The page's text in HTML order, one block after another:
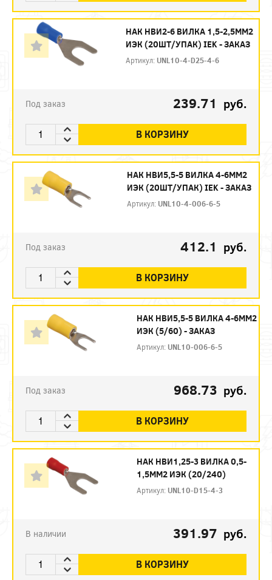
НАК НBИ2-6 ВИЛКА 1,5-2,5ММ2
ИЭК (20ШТ/УПАК) IEK - ЗАКАЗ
Артикул: UNL10-4-D25-4-6
Под заказ 239.71 руб.
В КОРЗИНУ
НАК НBИ5,5-5 ВИЛКА 4-6ММ2
ИЭК (20ШТ/УПАК) IEK - ЗАКАЗ
Артикул: UNL10-4-006-6-5
Под заказ 412.1 руб.
В КОРЗИНУ
НАК НBИ5,5-5 ВИЛКА 4-6ММ2
ИЭК (5/60) - ЗАКАЗ
Артикул: UNL10-006-6-5
Под заказ 968.73 руб.
В КОРЗИНУ
НАК НВИ1,25-3 ВИЛКА 0,5-
1,5ММ2 ИЭК (20/240)
Артикул: UNL10-D15-4-3
В наличии 391.97 руб.
В КОРЗИНУ